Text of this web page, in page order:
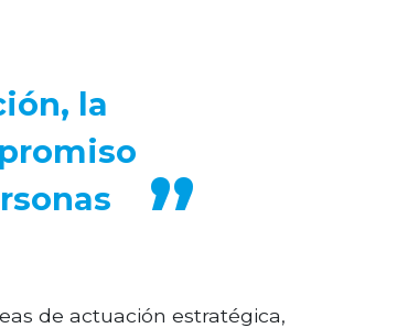
la
de actuación estratégica,